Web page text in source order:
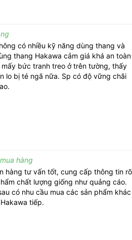
có nhiều kỹ năng dùng thang và
thang Hakawa cảm giá khá an toàn
bức tranh treo ở trên tường, thấy
lo bị té ngã nữa. Sp có độ vững chãi
hàng
hàng tư vấn tốt, cung cấp thông tin rõ
chất lượng giống như quảng cáo.
có nhu cầu mua các sản phẩm khác
tiếp.